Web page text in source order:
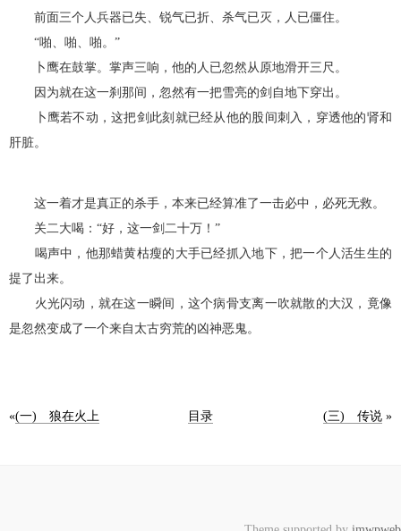
前面三个人兵器已失、锐气已折、杀气已灭，人已僵住。
“啪、啪、啪。”
卜鹰在鼓掌。掌声三响，他的人已忽然从原地滑开三尺。
因为就在这一刹那间，忽然有一把雪亮的剑自地下穿出。
卜鹰若不动，这把剑此刻就已经从他的股间刺入，穿透他的肾和
肝脏。
这一着才是真正的杀手，本来已经算准了一击必中，必死无救。
关二大喝：“好，这一剑二十万！”
喝声中，他那蜡黄枯瘦的大手已经抓入地下，把一个人活生生的
提了出来。
火光闪动，就在这一瞬间，这个病骨支离一吹就散的大汉，竟像
是忽然变成了一个来自太古穷荒的凶神恶鬼。
«(一) 狼在火上 目录 (三) 传说»